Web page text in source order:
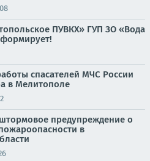
ПУВКХ» ГУП ЗО «Вода
спасателей МЧС России
в Мелитополе
предупреждение о
в